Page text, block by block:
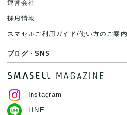
運営会社
採用情報
スマセルご利用ガイド/使い方のご案内
ブログ・SNS
Instagram
LINE